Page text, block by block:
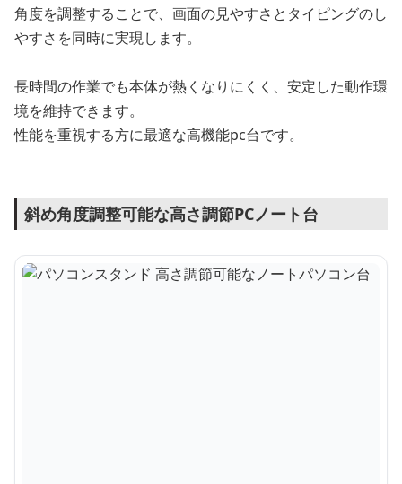
角度を調整することで、画面の見やすさとタイピングのし
やすさを同時に実現します。
長時間の作業でも本体が熱くなりにくく、安定した動作環
境を維持できます。
性能を重視する方に最適な高機能pc台です。
斜め角度調整可能な高さ調節PCノート台